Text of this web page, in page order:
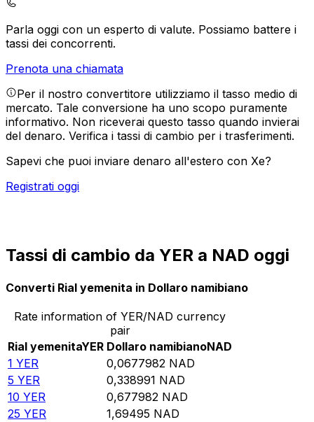
Parla oggi con un esperto di valute. Possiamo battere i
tassi dei concorrenti.
Prenota una chiamata
Per il nostro convertitore utilizziamo il tasso medio di
mercato. Tale conversione ha uno scopo puramente
informativo. Non riceverai questo tasso quando invierai
del denaro. Verifica i tassi di cambio per i trasferimenti.
Sapevi che puoi inviare denaro all'estero con Xe?
Registrati oggi
Tassi di cambio da YER a NAD oggi
Converti Rial yemenita in Dollaro namibiano
Rate information of YER/NAD currency
pair
Rial yemenitaYER Dollaro namibianoNAD
1 YER 0,0677982 NAD
5 YER 0,338991 NAD
10 YER 0,677982 NAD
25 YER 1,69495 NAD